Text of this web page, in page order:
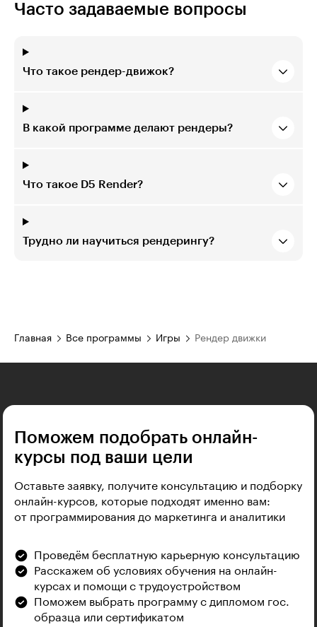
Часто задаваемые вопросы
Что такое рендер-движок?
В какой программе делают рендеры?
Что такое D5 Render?
Трудно ли научиться рендерингу?
Главная Все программы Игры Рендер движки
Поможем подобрать онлайн-
курсы под ваши цели
Оставьте заявку, получите консультацию и подборку
онлайн-курсов, которые подходят именно вам:
от программирования до маркетинга и аналитики
Проведём бесплатную карьерную консультацию
Расскажем об условиях обучения на онлайн-
курсах и помощи с трудоустройством
Поможем выбрать программу с дипломом гос.
образца или сертификатом